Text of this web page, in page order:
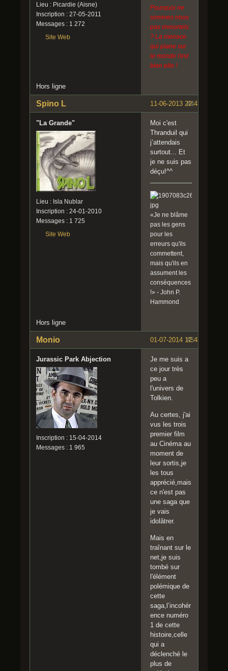
Lieu : Picardie (Aisne)
Inscription : 27-05-2011
Messages : 1 272
Site Web
Pourquoi ne
sommes nous
pas immortels
? La menace
qui plane sur
le monde l'est
bien elle !
Hors ligne
#4
11-06-2013 22:43:17
Spino L
"La Grande"
Lieu : Isla Nublar
Inscription : 24-01-2010
Messages : 1 725
Site Web
Moi c'est
Thranduil qui
j’attendais
surtout... Et
je ne suis pas
déçu!^^
«Je ne blâme
pas les gens
pour les
erreurs qu'ils
commettent,
mais qu'ils en
assument les
conséquences
!» - John P.
Hammond
Hors ligne
#5
01-07-2014 12:48:59
Monio
Jurassic Park Abjection
Inscription : 15-04-2014
Messages : 1 965
Je me suis a
ce jour très
peu a
l'univers de
Tolkien.
Au certes, j'ai
vus les trois
premier film
au Cinéma au
moment de
leur sortis,je
les tous
apprécié,mais
ce n'est pas
une saga que
je vais
idolâtrer.
Mais en
traînant sur le
net,je suis
tombé sur
l'élément
polémique de
cette
saga,l’incohér
ence numéro
1 de cette
histoire,celle
qui a
déclenché le
plus de